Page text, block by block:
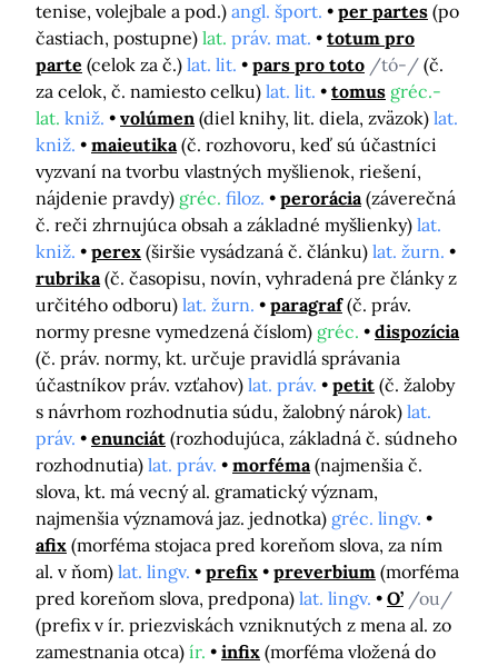
tenise, volejbale a pod.) angl. šport. per partes (po
častiach, postupne) lat. práv. mat.
totum pro
parte (celok za č.) lat. lit. pars pro toto /tó-/ (č.
za celok, č. namiesto celku) lat. lit. tomus gréc.-
lat. kniž. volúmen (diel knihy, lit. diela, zväzok) lat.
kniž.
maieutika (č. rozhovoru, keď sú účastníci
vyzvaní na tvorbu vlastných myšlienok, riešení,
nájdenie pravdy) gréc. filoz. perorácia (záverečná
č. reči zhrnujúca obsah a základné myšlienky) lat.
kniž.
perex (širšie vysádzaná č. článku) lat. žurn.
rubrika (č. časopisu, novín, vyhradená pre články z
určitého odboru) lat. žurn. paragraf (č. práv.
normy presne vymedzená číslom) gréc.
dispozícia
(č. práv. normy, kt. určuje pravidlá správania
účastníkov práv. vzťahov) lat. práv. petit (č. žaloby
s návrhom rozhodnutia súdu, žalobný nárok) lat.
práv.
enunciát (rozhodujúca, základná č. súdneho
rozhodnutia) lat. práv. morféma (najmenšia č.
slova, kt. má vecný al. gramatický význam,
najmenšia významová jaz. jednotka) gréc. lingv.
afix (morféma stojaca pred koreňom slova, za ním
al. v ňom) lat. lingv. prefix preverbium (morféma
pred koreňom slova, predpona) lat. lingv. O’ /ou/
(prefix v ír. priezviskách vzniknutých z mena al. zo
zamestnania otca) ír. infix (morféma vložená do